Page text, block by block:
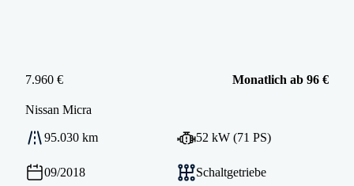
7.960 € Monatlich ab 96 €
Nissan Micra
95.030 km 52 kW (71 PS)
09/2018 Schaltgetriebe